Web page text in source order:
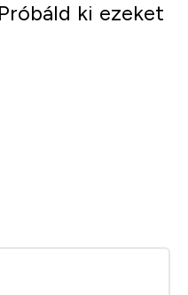
ki ezeket